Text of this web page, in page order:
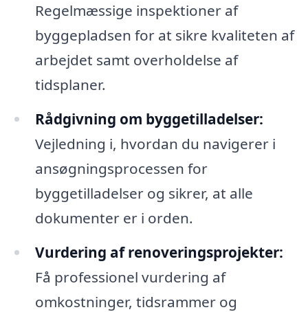
Regelmæssige inspektioner af
byggepladsen for at sikre kvaliteten af
arbejdet samt overholdelse af
tidsplaner.
Rådgivning om byggetilladelser:
Vejledning i, hvordan du navigerer i
ansøgningsprocessen for
byggetilladelser og sikrer, at alle
dokumenter er i orden.
Vurdering af renoveringsprojekter:
Få professionel vurdering af
omkostninger, tidsrammer og